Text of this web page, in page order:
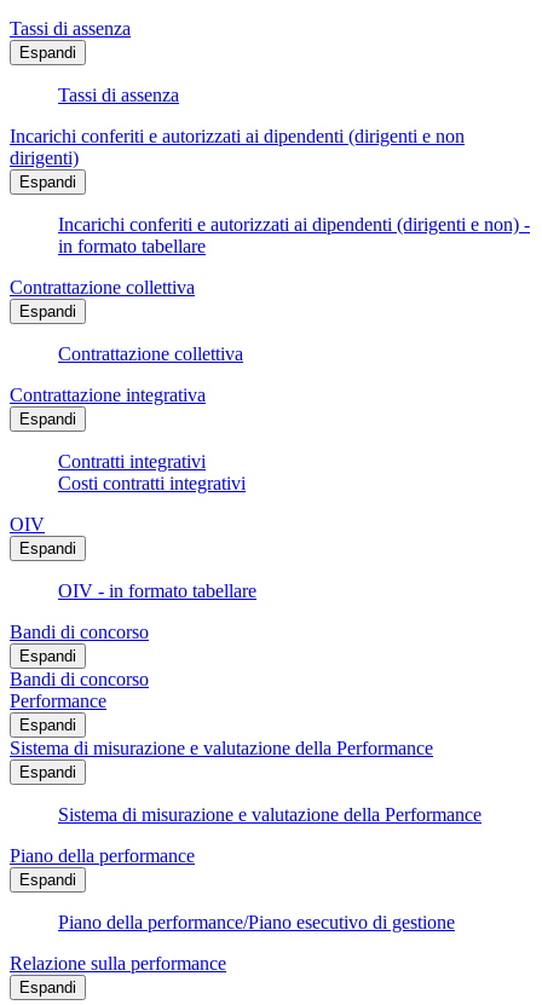
Tassi di assenza
Espandi
Tassi di assenza
Incarichi conferiti e autorizzati ai dipendenti (dirigenti e non
dirigenti)
Espandi
Incarichi conferiti e autorizzati ai dipendenti (dirigenti e non) -
in formato tabellare
Contrattazione collettiva
Espandi
Contrattazione collettiva
Contrattazione integrativa
Espandi
Contratti integrativi
Costi contratti integrativi
OIV
Espandi
OIV - in formato tabellare
Bandi di concorso
Espandi
Bandi di concorso
Performance
Espandi
Sistema di misurazione e valutazione della Performance
Espandi
Sistema di misurazione e valutazione della Performance
Piano della performance
Espandi
Piano della performance/Piano esecutivo di gestione
Relazione sulla performance
Espandi